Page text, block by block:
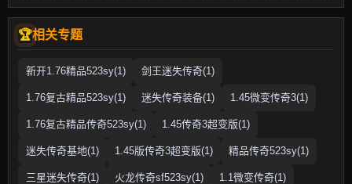
相关专题
新开1.76精品523sy(1) 剑王迷失传奇(1)
1.76复古精品523sy(1) 迷失传奇装备(1) 1.45微变传奇3(1)
1.76复古精品传奇523sy(1) 1.45传奇3超变版(1)
迷失传奇基地(1) 1.45版传奇3超变版(1) 精品传奇523sy(1)
三星迷失传奇(1) 火龙传奇sf523sy(1) 1.1微变传奇(1)